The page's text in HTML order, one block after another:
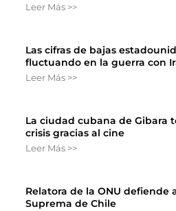
Leer Más >>
Las cifras de bajas
fluctuando en la guerra con
Leer Más >>
La ciudad cubana de Gibara
crisis gracias al cine
Leer Más >>
Relatora de la ONU defiende
Suprema de Chile